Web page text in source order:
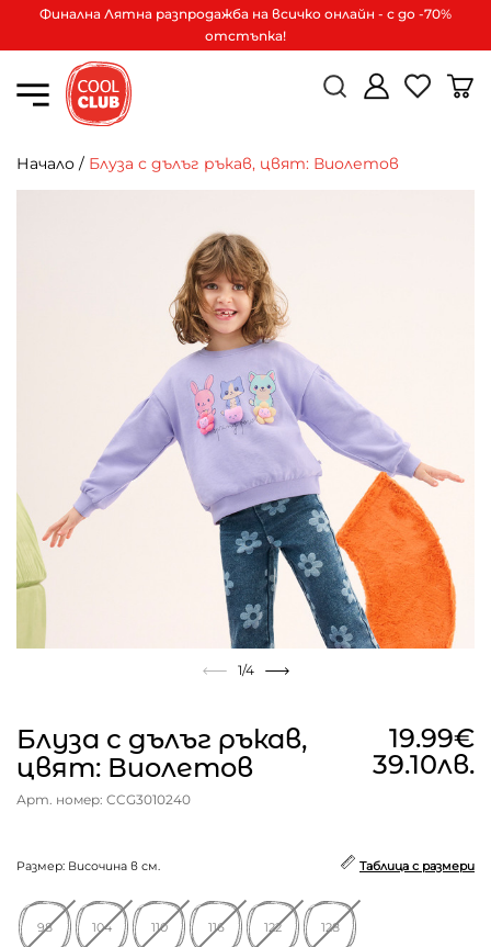
Финална Лятна разпродажба на всичко онлайн - с до -70%
отстъпка!
Начало / Блуза с дълъг ръкав, цвят: Виолетов
1/4
Блуза с дълъг ръкав,
цвят: Виолетов
Арт. номер: CCG3010240
19.99€
39.10лв.
Размер: Височина в см. Таблица с размери
98 104 110 116 122 128